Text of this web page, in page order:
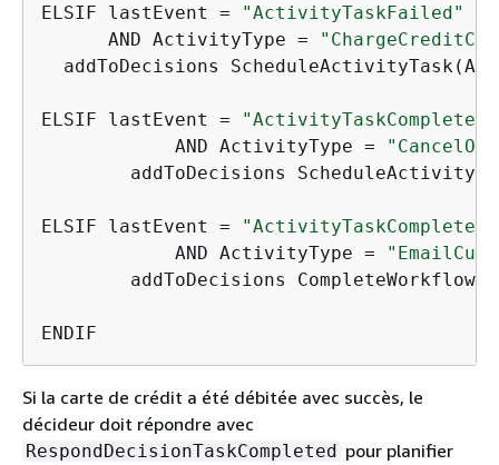
ELSIF lastEvent =
"ActivityTaskFailed"
      AND ActivityType =
addToDecisions
ELSIF lastEvent =
"ActivityTaskCompleted"
	    AND ActivityType =
addToDecisions
ELSIF lastEvent =
"ActivityTaskCompleted"
	    AND ActivityType =
ENDIF
Si la carte de crédit a été débitée avec succès, le
décideur doit répondre avec
RespondDecisionTaskCompleted pour planifier